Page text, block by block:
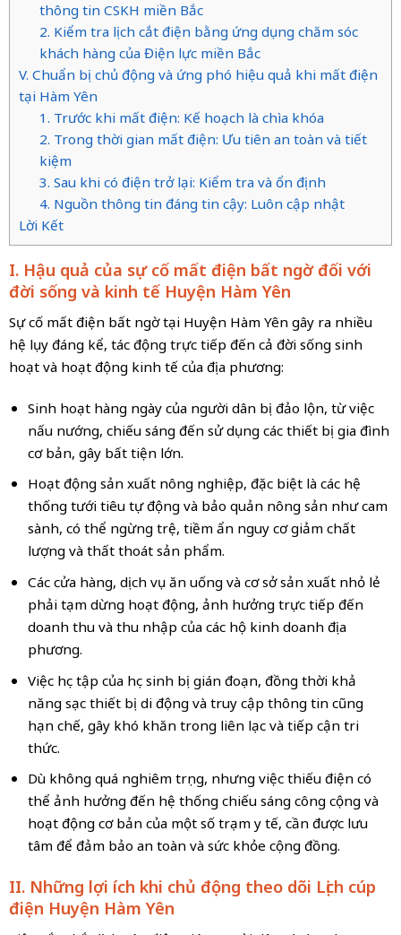
thông tin CSKH miền Bắc
2. Kiểm tra lịch cắt điện bằng ứng dụng chăm sóc
khách hàng của Điện lực miền Bắc
V. Chuẩn bị chủ động và ứng phó hiệu quả khi mất điện
tại Hàm Yên
1. Trước khi mất điện: Kế hoạch là chìa khóa
2. Trong thời gian mất điện: Ưu tiên an toàn và tiết
kiệm
3. Sau khi có điện trở lại: Kiểm tra và ổn định
4. Nguồn thông tin đáng tin cậy: Luôn cập nhật
Lời Kết
I. Hậu quả của sự cố mất điện bất ngờ đối với
đời sống và kinh tế Huyện Hàm Yên
Sự cố mất điện bất ngờ tại Huyện Hàm Yên gây ra nhiều
hệ lụy đáng kể, tác động trực tiếp đến cả đời sống sinh
hoạt và hoạt động kinh tế của địa phương:
Sinh hoạt hàng ngày của người dân bị đảo lộn, từ việc
nấu nướng, chiếu sáng đến sử dụng các thiết bị gia đình
cơ bản, gây bất tiện lớn.
Hoạt động sản xuất nông nghiệp, đặc biệt là các hệ
thống tưới tiêu tự động và bảo quản nông sản như cam
sành, có thể ngừng trệ, tiềm ẩn nguy cơ giảm chất
lượng và thất thoát sản phẩm.
Các cửa hàng, dịch vụ ăn uống và cơ sở sản xuất nhỏ lẻ
phải tạm dừng hoạt động, ảnh hưởng trực tiếp đến
doanh thu và thu nhập của các hộ kinh doanh địa
phương.
Việc học tập của học sinh bị gián đoạn, đồng thời khả
năng sạc thiết bị di động và truy cập thông tin cũng
hạn chế, gây khó khăn trong liên lạc và tiếp cận tri
thức.
Dù không quá nghiêm trọng, nhưng việc thiếu điện có
thể ảnh hưởng đến hệ thống chiếu sáng công cộng và
hoạt động cơ bản của một số trạm y tế, cần được lưu
tâm để đảm bảo an toàn và sức khỏe cộng đồng.
II. Những lợi ích khi chủ động theo dõi Lịch cúp
điện Huyện Hàm Yên